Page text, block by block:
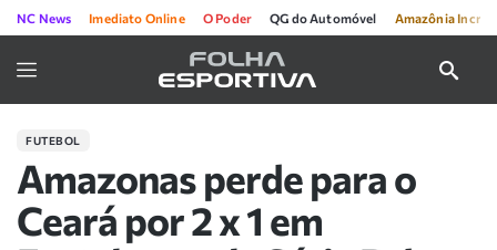
NC News Imediato Online O Poder QG do Automóvel Amazônia
FUTEBOL
Amazonas perde para o
Ceará por 2 x 1 em